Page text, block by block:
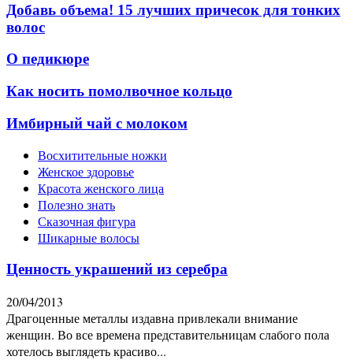
Добавь объема! 15 лучших причесок для тонких
волос
О педикюре
Как носить помолвочное кольцо
Имбирный чай с молоком
Восхитительные ножки
Женское здоровье
Красота женского лица
Полезно знать
Сказочная фигура
Шикарные волосы
Ценность украшений из серебра
20/04/2013
Драгоценные металлы издавна привлекали внимание
женщин. Во все времена представительницам слабого пола
хотелось выглядеть красиво...